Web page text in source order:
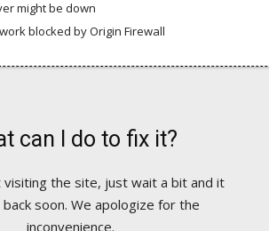
might be down
blocked by Origin Firewall
can I do to fix it?
visiting the site, just wait a bit and it
soon. We apologize for the
inconvenience.